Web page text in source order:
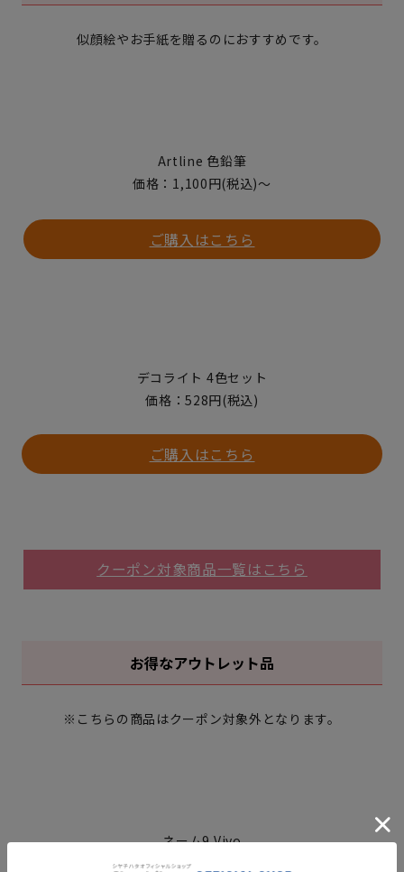
似顔絵やお手紙を贈るのにおすすめです。
Artline 色鉛筆
価格：1,100円(税込)〜
ご購入はこちら
デコライト 4色セット
価格：528円(税込)
ご購入はこちら
クーポン対象商品一覧はこちら
お得なアウトレット品
※こちらの商品はクーポン対象外となります。
ネーム9 Vivo
価格：5,445円(税込)